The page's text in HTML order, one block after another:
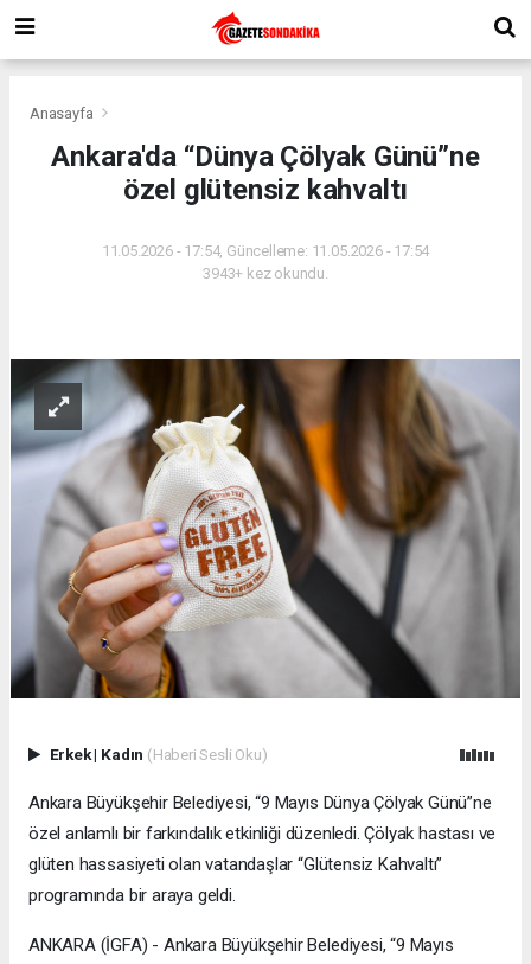
Anasayfa
Ankara'da “Dünya Çölyak Günü”ne
özel glütensiz kahvaltı
11.05.2026 - 17:54, Güncelleme: 11.05.2026 - 17:54
3943+ kez okundu.
Erkek| Kadın (Haberi Sesli Oku)
Ankara Büyükşehir Belediyesi, “9 Mayıs Dünya Çölyak Günü”ne
özel anlamlı bir farkındalık etkinliği düzenledi. Çölyak hastası ve
glüten hassasiyeti olan vatandaşlar “Glütensiz Kahvaltı”
programında bir araya geldi.
ANKARA (İGFA) - Ankara Büyükşehir Belediyesi, “9 Mayıs